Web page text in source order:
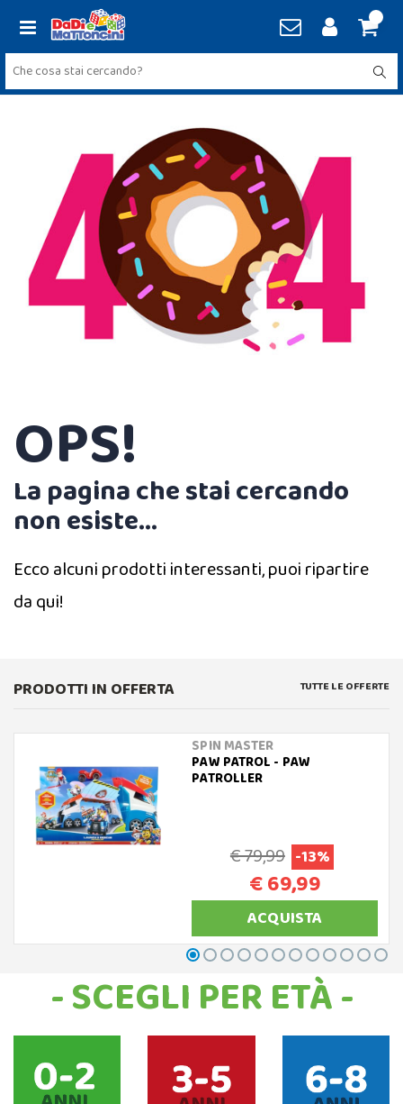
OPS!
La pagina che stai cercando
non esiste...
Ecco alcuni prodotti interessanti, puoi ripartire
da qui!
PRODOTTI IN OFFERTA TUTTE LE OFFERTE
SPIN MASTER
PAW PATROL - PAW
PATROLLER
€ 79,99 -13%
€ 69,99
ACQUISTA
- SCEGLI PER ETÀ -